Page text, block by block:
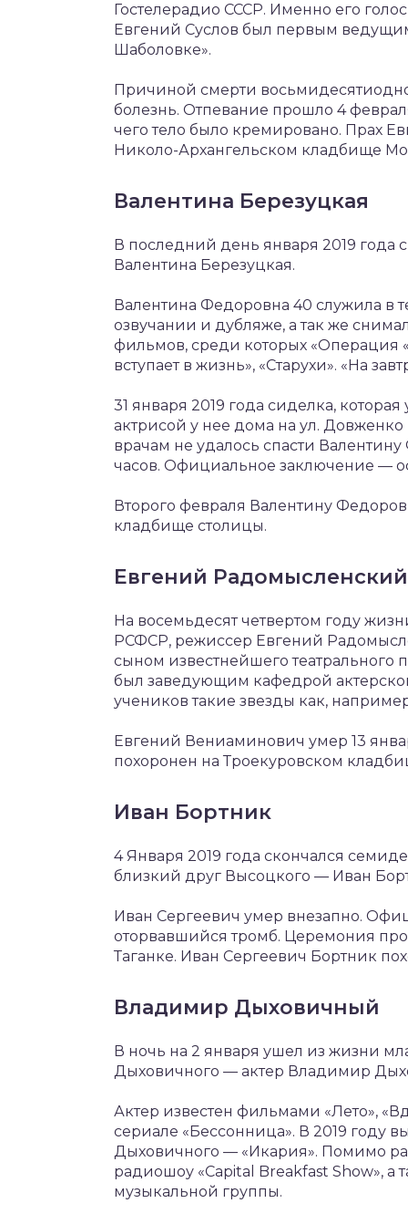
Гостелерадио СССР. Именно его
Евгений Суслов был первым
Шаболовке».
Причиной смерти
болезнь. Отпевание прошло 4
чего тело было кремировано. Прах
Николо-Архангельском кладбище
Валентина Березуцкая
В последний день января 2019 года
Валентина Березуцкая.
Валентина Федоровна 40 служила в
озвучании и дубляже, а так же
фильмов, среди которых
вступает в жизнь», «Старухи». «На
31 января 2019 года сиделка,
актрисой у нее дома на ул.
врачам не удалось спасти
часов. Официальное заключение —
Второго февраля Валентину
кладбище столицы.
Евгений Радомысленский
На восемьдесят четвертом году
РСФСР, режиссер Евгений
сыном известнейшего
был заведующим кафедрой
учеников такие звезды как,
Евгений Вениаминович умер 13
похоронен на Троекуровском
Иван Бортник
4 Января 2019 года скончался
близкий друг Высоцкого — Иван
Иван Сергеевич умер внезапно.
оторвавшийся тромб. Церемония
Таганке. Иван Сергеевич Бортник
Владимир Дыховичный
В ночь на 2 января ушел из жизни
Дыховичного — актер Владимир
Актер известен фильмами «Лето»,
сериале «Бессонница». В 2019 году
Дыховичного — «Икария». Помимо
радиошоу «Capital Breakfast Show», а
музыкальной группы.